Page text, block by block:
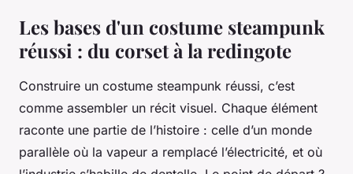
Les bases d'un costume steampunk
réussi : du corset à la redingote
Construire un costume steampunk réussi, c’est
comme assembler un récit visuel. Chaque élément
raconte une partie de l’histoire : celle d’un monde
parallèle où la vapeur a remplacé l’électricité, et où